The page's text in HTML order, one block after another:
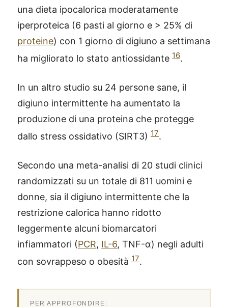
una dieta ipocalorica moderatamente
iperproteica (6 pasti al giorno e > 25% di
proteine) con 1 giorno di digiuno a settimana
ha migliorato lo stato antiossidante 16.
In un altro studio su 24 persone sane, il
digiuno intermittente ha aumentato la
produzione di una proteina che protegge
dallo stress ossidativo (SIRT3) 17.
Secondo una meta-analisi di 20 studi clinici
randomizzati su un totale di 811 uomini e
donne, sia il digiuno intermittente che la
restrizione calorica hanno ridotto
leggermente alcuni biomarcatori
infiammatori (PCR, IL-6, TNF-α) negli adulti
con sovrappeso o obesità 17.